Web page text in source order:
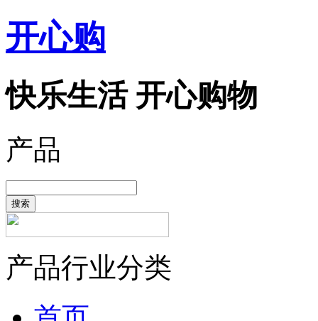
开心购
快乐生活 开心购物
产品
搜索
产品行业分类